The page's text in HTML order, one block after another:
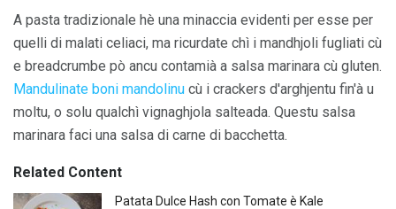
A pasta tradizionale hè una minaccia evidenti per esse per
quelli di malati celiaci, ma ricurdate chì i mandhjoli fugliati cù
e breadcrumbe pò ancu contamià a salsa marinara cù gluten.
Mandulinate boni mandolinu cù i crackers d'arghjentu fin'à u
moltu, o solu qualchì vignaghjola salteada. Questu salsa
marinara faci una salsa di carne di bacchetta.
Related Content
Patata Dulce Hash con Tomate è Kale